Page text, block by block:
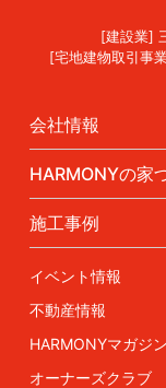
[建設業]
[宅地建物取引事
会社情報
HARMONYの家
施工事例
イベント情報
不動産情報
HARMONYマガジン
オーナーズクラブ